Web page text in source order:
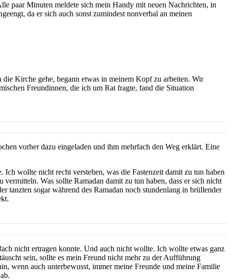
paar Minuten meldete sich mein Handy mit neuen Nachrichten, in
da er sich auch sonst zumindest nonverbal an meinen
Kirche gehe, begann etwas in meinem Kopf zu arbeiten. Wir
Freundinnen, die ich um Rat fragte, fand die Situation
vorher dazu eingeladen und ihm mehrfach den Weg erklärt. Eine
wollte nicht recht verstehen, was die Fastenzeit damit zu tun haben
Was sollte Ramadan damit zu tun haben, dass er sich nicht
tanzten sogar während des Ramadan noch stundenlang in brüllender
nicht ertragen konnte. Und auch nicht wollte. Ich wollte etwas ganz
sein, sollte es mein Freund nicht mehr zu der Aufführung
wenn auch unterbewusst, immer meine Freunde und meine Familie